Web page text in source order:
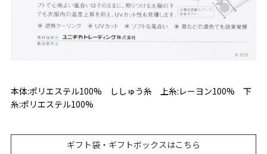
本体:ポリエステル100% ししゅう糸 上糸:レーヨン100% 下
糸:ポリエステル100%
ギフト袋・ギフトボックスはこちら